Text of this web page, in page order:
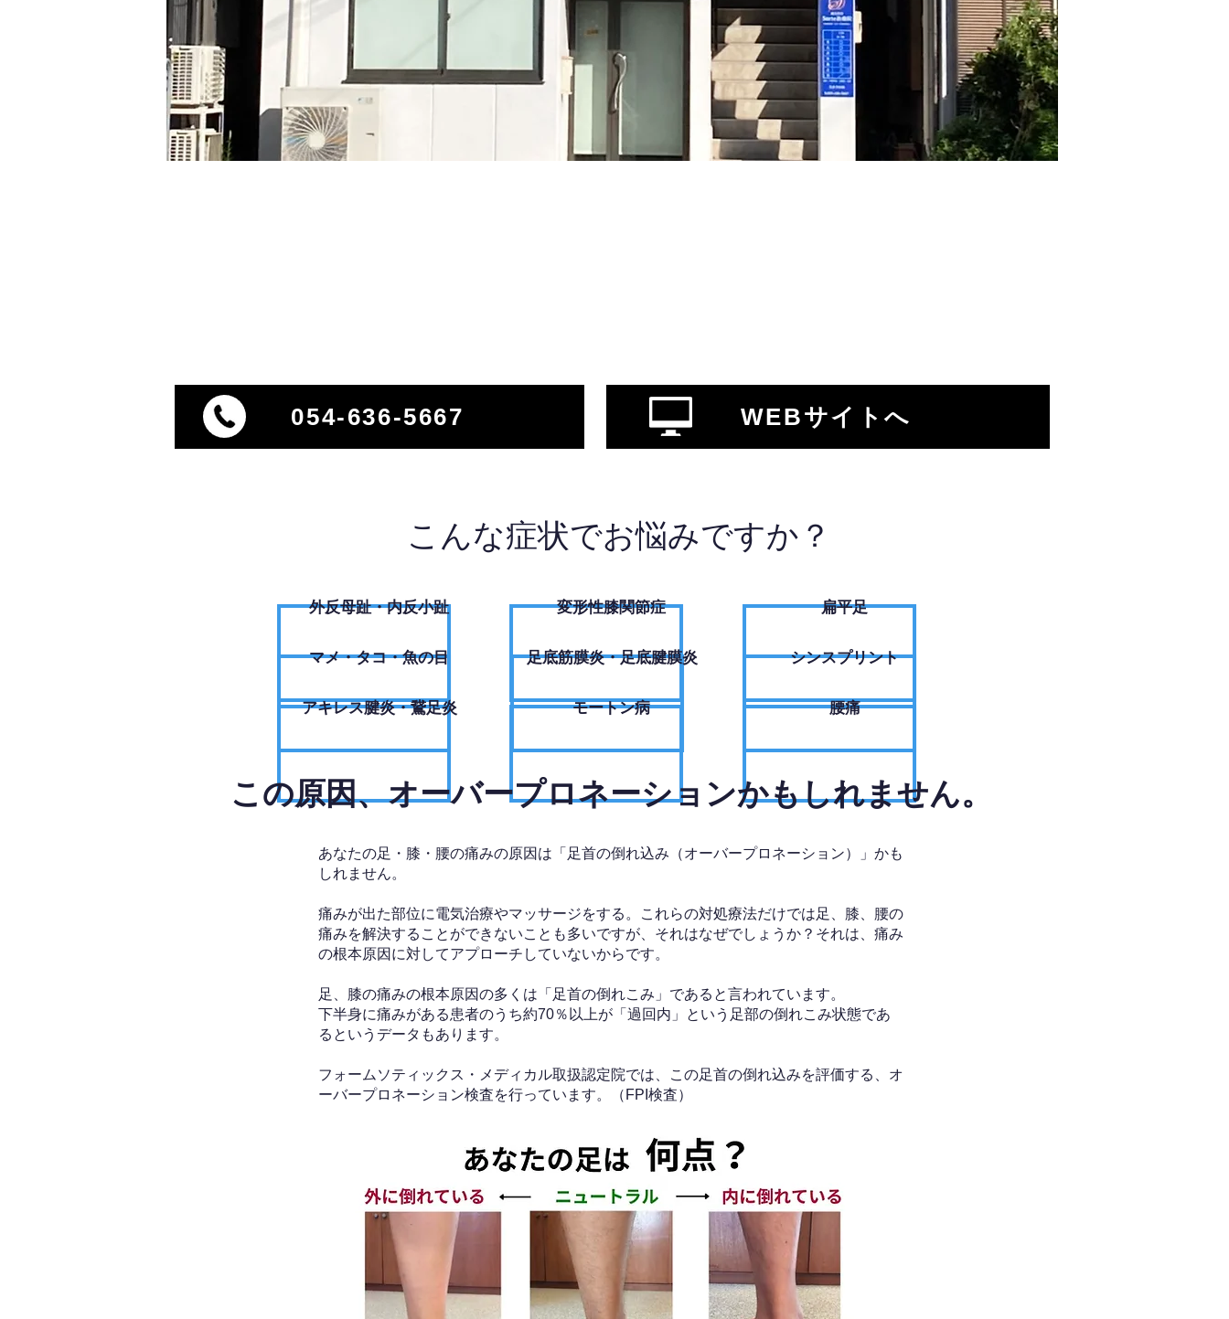
054-636-5667 WEBサイトへ
こんな症状でお悩みですか？
外反母趾・内反小趾
​マメ・タコ・魚の目
アキレス腱炎・鵞足炎
変形性膝関節症
足底筋膜炎・足底腱膜炎
モートン病
扁平足
シンスプリント
腰痛
​この原因、オーバープロネーションかもしれません。
あなたの足・膝・腰の痛みの原因は「足首の倒れ込み（オーバープロネーション）」かも
しれません。
痛みが出た部位に電気治療やマッサージをする。これらの対処療法だけでは足、膝、腰の
痛みを解決することができないことも多いですが、それはなぜでしょうか？それは、痛み
の根本原因に対してアプローチしていないからです。
足、膝の痛みの根本原因の多くは「足首の倒れこみ」であると言われています。
下半身に痛みがある患者のうち約70％以上が「過回内」という足部の倒れこみ状態であ
るというデータもあります。
フォームソティックス・メディカル取扱認定院では、この足首の倒れ込みを評価する、オ
ーバープロネーション検査を行っています。（FPI検査）​